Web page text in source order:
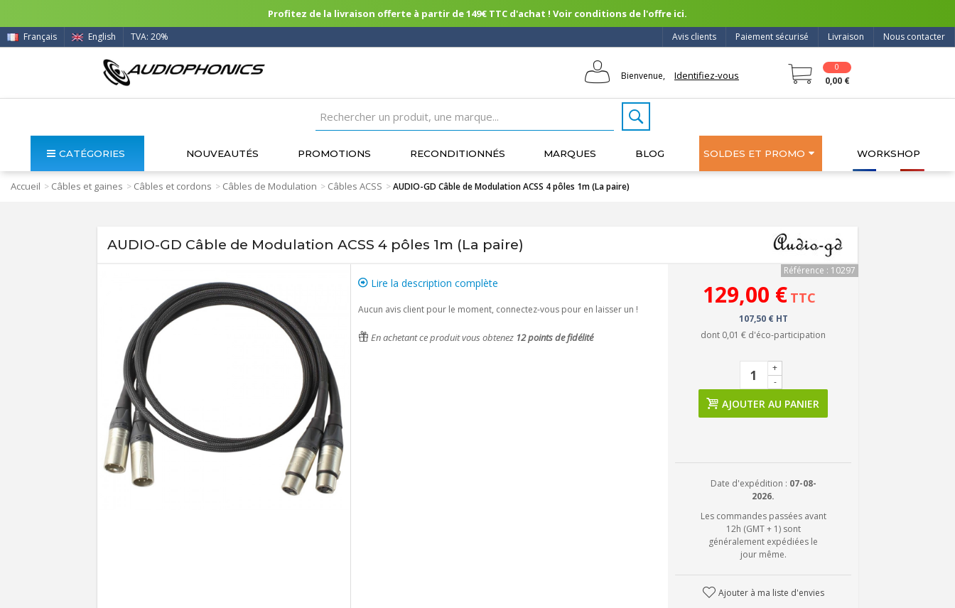
Profitez de la livraison offerte à partir de 149€ TTC d'achat ! Voir conditions de l'offre ici.
Nous contacter
Livraison
Paiement sécurisé
Avis clients
Français English TVA: 20%
Bienvenue, Identifiez-vous
0
0,00 €
CATÉGORIES NOUVEAUTÉS PROMOTIONS RECONDITIONNÉS MARQUES BLOG SOLDES ET PROMO WORKSHOP
Accueil > Câbles et gaines > Câbles et cordons > Câbles de Modulation > Câbles ACSS >AUDIO-GD Câble de Modulation ACSS 4 pôles 1m (La paire)
AUDIO-GD Câble de Modulation ACSS 4 pôles 1m (La paire)
Lire la description complète
Aucun avis client pour le moment, connectez-vous pour en laisser un !
En achetant ce produit vous obtenez 12points de fidélité
Référence : 10297
129,00 € TTC
107,50 € HT
dont 0,01 € d'éco-participation
-
+
AJOUTER AU PANIER
Date d'expédition : 07-08-
2026.
Les commandes passées avant
12h (GMT + 1) sont
généralement expédiées le
jour même.
Ajouter à ma liste d'envies